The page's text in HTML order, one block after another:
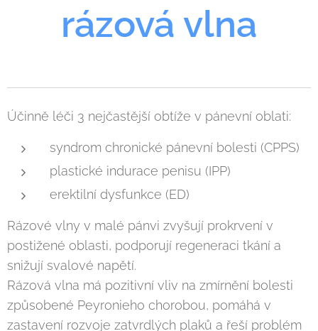
rázová vlna
Účinně léči 3 nejčastější obtíže v pánevní oblati:
syndrom chronické pánevní bolesti (CPPS)
plastické indurace penisu (IPP)
erektilní dysfunkce (ED)
Rázové vlny v malé pánvi zvyšují prokrvení v
postižené oblasti, podporují regeneraci tkání a
snižují svalové napětí.
Rázová vlna má pozitivní vliv na zmírnění bolesti
způsobené Peyronieho chorobou, pomáhá v
zastavení rozvoje zatvrdlých plaků a řeší problém